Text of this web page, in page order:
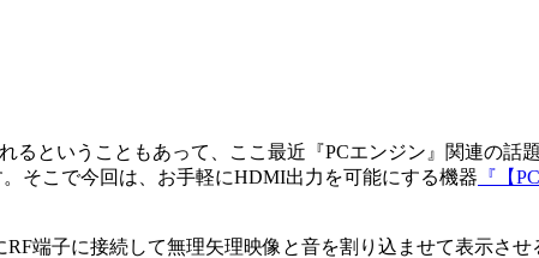
るということもあって、ここ最近『PCエンジン』関連の話
そこで今回は、お手軽にHDMI出力を可能にする機器 『【
端子に接続して無理矢理映像と音を割り込ませて表示さ